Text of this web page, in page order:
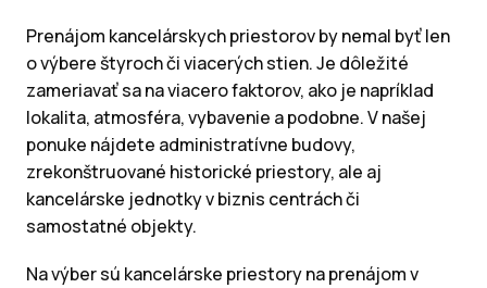
Prenájom kancelárskych priestorov by nemal byť len
o výbere štyroch či viacerých stien. Je dôležité
zameriavať sa na viacero faktorov, ako je napríklad
lokalita, atmosféra, vybavenie a podobne. V našej
ponuke nájdete administratívne budovy,
zrekonštruované historické priestory, ale aj
kancelárske jednotky v biznis centrách či
samostatné objekty.
Na výber sú kancelárske priestory na prenájom v